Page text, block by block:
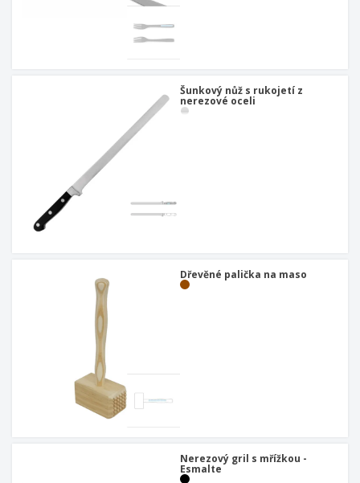
Šunkový nůž s rukojetí z
nerezové oceli
Dřevěné palička na maso
Nerezový gril s mřížkou -
Esmalte